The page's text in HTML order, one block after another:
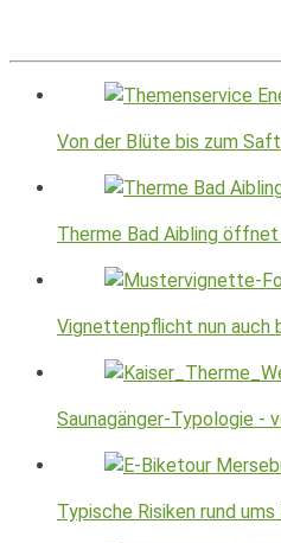
Von der Blüte bis zum
Therme Bad Aibling
Vignettenpflicht nun auch
Saunagänger-Typologie -
Typische Risiken rund